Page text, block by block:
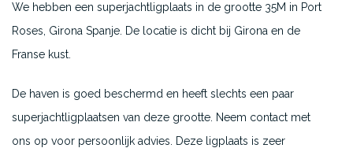
We hebben een superjachtligplaats in de grootte 35M in Port
Roses, Girona Spanje. De locatie is dicht bij Girona en de
Franse kust.
De haven is goed beschermd en heeft slechts een paar
superjachtligplaatsen van deze grootte. Neem contact met
ons op voor persoonlijk advies. Deze ligplaats is zeer